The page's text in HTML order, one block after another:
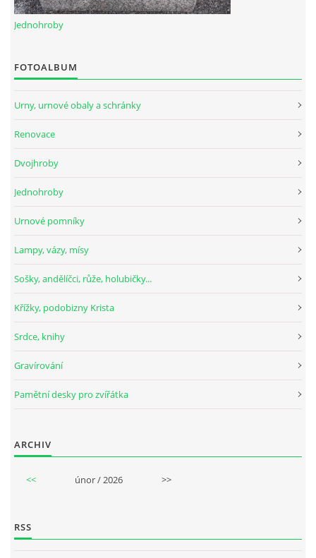
Jednohroby
FOTOALBUM
Urny, urnové obaly a schránky
Renovace
Dvojhroby
Jednohroby
Urnové pomníky
Lampy, vázy, mísy
Sošky, andělíčci, růže, holubičky...
Křížky, podobizny Krista
Srdce, knihy
Gravírování
Pamětní desky pro zvířátka
ARCHIV
<< únor / 2026 >>
RSS